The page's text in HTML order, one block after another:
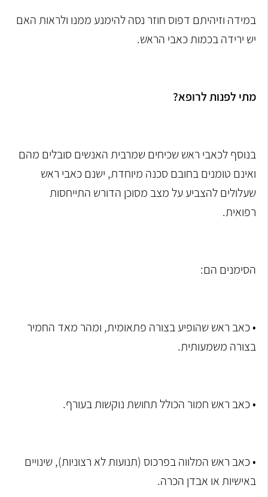
במידה וזיהיתם דפוס חוזר נסה להימנע ממנו ולראות האם
יש ירידה בכמות כאבי הראש.
מתי לפנות לרופא?
בנוסף לכאבי ראש שכיחים שמרבית האנשים סובלים מהם
ואינם טומנים בחובם סכנה מיוחדת, ישנם כאבי ראש
שעלולים להצביע על מצב מסוכן הדורש התייחסות
רפואית.
הסימנים הם:
• כאב ראש שהופיע בצורה פתאומית, ומהר מאד החמיר
בצורה משמעותית.
• כאב ראש חמור הכולל תחושת נוקשות בעורף.
• כאב ראש המלווה בפרכוס (תנועות לא רצוניות), שינויים
באישיות או אבדן הכרה.